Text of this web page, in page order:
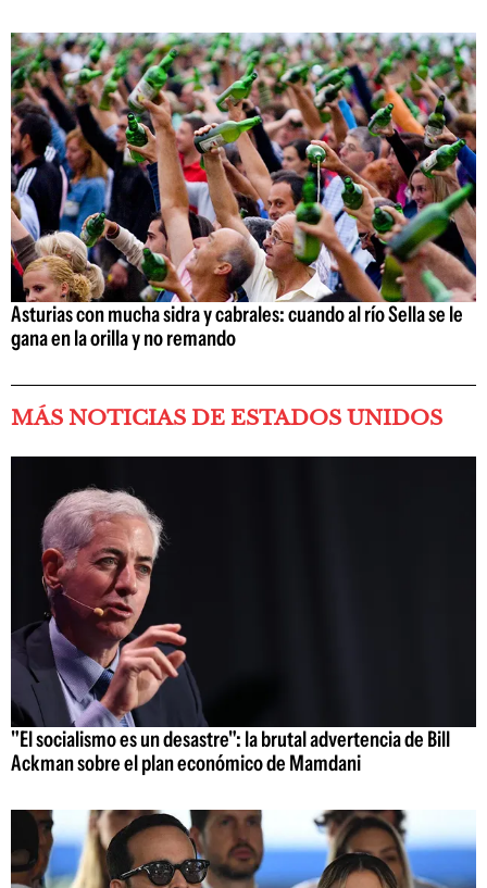
Asturias con mucha sidra y cabrales: cuando al río Sella se le
gana en la orilla y no remando
MÁS NOTICIAS DE ESTADOS UNIDOS
"El socialismo es un desastre": la brutal advertencia de Bill
Ackman sobre el plan económico de Mamdani